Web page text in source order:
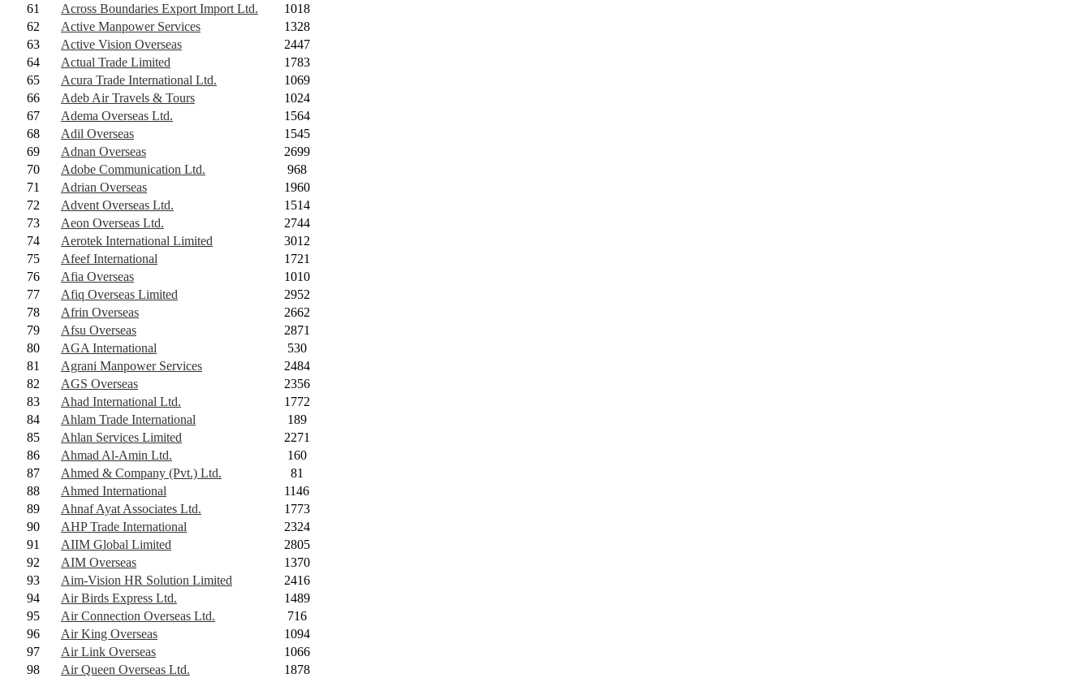
61
Across Boundaries Export Import Ltd.
1018
62
Active Manpower Services
1328
63
Active Vision Overseas
2447
64
Actual Trade Limited
1783
65
Acura Trade International Ltd.
1069
66
Adeb Air Travels & Tours
1024
67
Adema Overseas Ltd.
1564
68
Adil Overseas
1545
69
Adnan Overseas
2699
70
Adobe Communication Ltd.
968
71
Adrian Overseas
1960
72
Advent Overseas Ltd.
1514
73
Aeon Overseas Ltd.
2744
74
Aerotek International Limited
3012
75
Afeef International
1721
76
Afia Overseas
1010
77
Afiq Overseas Limited
2952
78
Afrin Overseas
2662
79
Afsu Overseas
2871
80
AGA International
530
81
Agrani Manpower Services
2484
82
AGS Overseas
2356
83
Ahad International Ltd.
1772
84
Ahlam Trade International
189
85
Ahlan Services Limited
2271
86
Ahmad Al-Amin Ltd.
160
87
Ahmed & Company (Pvt.) Ltd.
81
88
Ahmed International
1146
89
Ahnaf Ayat Associates Ltd.
1773
90
AHP Trade International
2324
91
AIIM Global Limited
2805
92
AIM Overseas
1370
93
Aim-Vision HR Solution Limited
2416
94
Air Birds Express Ltd.
1489
95
Air Connection Overseas Ltd.
716
96
Air King Overseas
1094
97
Air Link Overseas
1066
98
Air Queen Overseas Ltd.
1878